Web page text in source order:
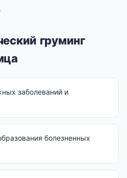
груминг
заболеваний и
болезненных